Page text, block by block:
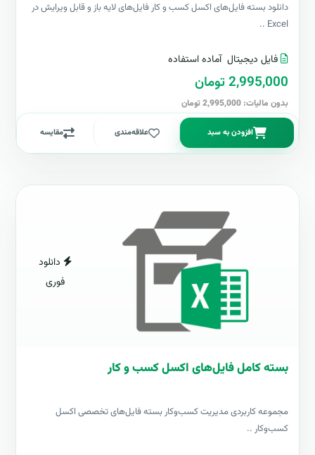
دانلود بسته فایل‌های اکسل کسب و کار فایل‌های لایه باز و قابل ویرایش در
Excel ..
فایل دیجیتال آماده استفاده
2,995,000 تومان
بدون مالیات: 2,995,000 تومان
افزودن به سبد علاقه‌مندی مقایسه
دانلود
فوری
بسته کامل فایل‌های اکسل کسب و کار
مجموعه کاربردی مدیریت کسب‌وکار بسته فایل‌های تخصصی اکسل
کسب‌وکار ..